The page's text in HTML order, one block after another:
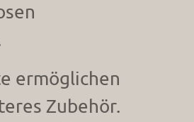
ermöglichen
Zubehör.